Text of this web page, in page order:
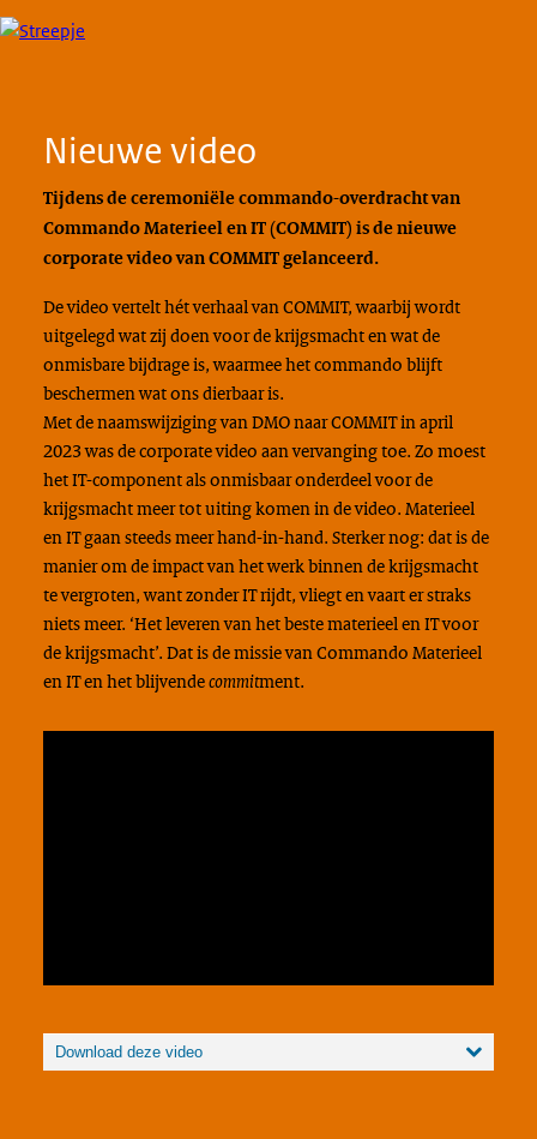
Nieuwe video
Tijdens de ceremoniële commando-overdracht van
Commando Materieel en IT (COMMIT) is de nieuwe
corporate video van COMMIT gelanceerd.
De video vertelt hét verhaal van COMMIT, waarbij wordt
uitgelegd wat zij doen voor de krijgsmacht en wat de
onmisbare bijdrage is, waarmee het commando blijft
beschermen wat ons dierbaar is.
Met de naamswijziging van DMO naar COMMIT in april
2023 was de corporate video aan vervanging toe. Zo moest
het IT-component als onmisbaar onderdeel voor de
krijgsmacht meer tot uiting komen in de video. Materieel
en IT gaan steeds meer hand-in-hand. Sterker nog: dat is de
manier om de impact van het werk binnen de krijgsmacht
te vergroten, want zonder IT rijdt, vliegt en vaart er straks
niets meer. ‘Het leveren van het beste materieel en IT voor
de krijgsmacht’. Dat is de missie van Commando Materieel
en IT en het blijvendecommitment.
Download deze video